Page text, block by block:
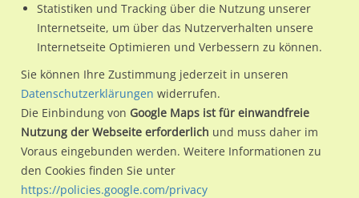
Nutze günstige Werbemöglichkeiten am Standort
Steuerwalder Str 26/Bischofskamp ggim Ortsteil Stadtmitte)
in Hildesheim, Stadt.
Wir erheben für jede unserer Werbeflächen individuelle und
aktuelleStandortinformationenundLeistungswerte. Damit
kannst du dich schon vor der Buchung im Detail über den
Standort, seine Reichweite und Werbewirkung sowie
eventuelle Beschränkungen in den zugelassenen
Statistiken und Tracking über die Nutzung unserer
Internetseite, um über das Nutzerverhalten unsere
Internetseite Optimieren und Verbessern zu können.
Sie können Ihre Zustimmung jederzeit in unseren
Datenschutzerklärungen widerrufen.
Die Einbindung von Google Maps ist für einwandfreie
Nutzung der Webseite erforderlich und muss daher im
Voraus eingebunden werden. Weitere Informationen zu
den Cookies finden Sie unter
https://policies.google.com/privacy